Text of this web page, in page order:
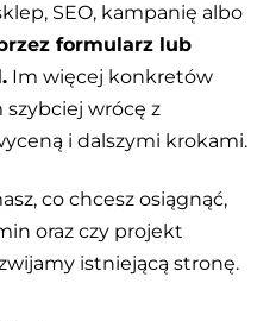
SEO, kampanię albo
formularz lub
Im więcej konkretów
wrócę z
i dalszymi krokami.
co chcesz osiągnąć,
oraz czy projekt
istniejącą stronę.